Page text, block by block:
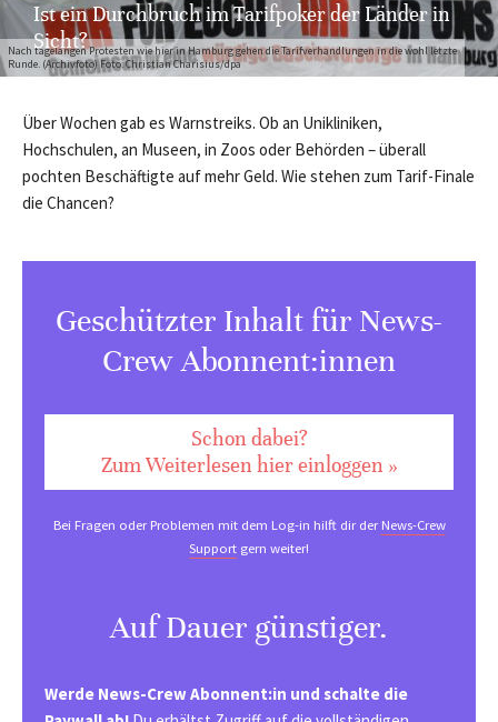
Nach tagelangen Protesten wie hier in Hamburg gehen die Tarifverhandlungen in die wohl letzte
Runde. (Archivfoto) Foto: Christian Charisius/dpa
Ist ein Durchbruch im Tarifpoker der Länder in
Sicht?
Über Wochen gab es Warnstreiks. Ob an Unikliniken,
Hochschulen, an Museen, in Zoos oder Behörden – überall
pochten Beschäftigte auf mehr Geld. Wie stehen zum Tarif-Finale
die Chancen?
Geschützter Inhalt für News-
Crew Abonnent:innen
Schon dabei?
Zum Weiterlesen hier einloggen »
Bei Fragen oder Problemen mit dem Log-in hilft dir derNews-Crew
Support gern weiter!
Auf Dauer günstiger.
Werde News-Crew Abonnent:in und schalte die